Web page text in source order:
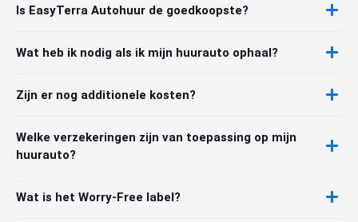
Is EasyTerra Autohuur de goedkoopste?
Wat heb ik nodig als ik mijn huurauto ophaal?
Zijn er nog additionele kosten?
Welke verzekeringen zijn van toepassing op mijn
huurauto?
Wat is het Worry-Free label?